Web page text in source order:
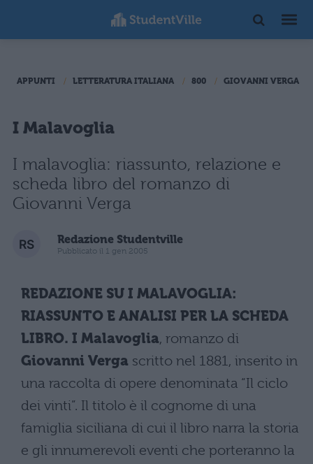
APPUNTI LETTERATURA ITALIANA 800 GIOVANNI VERGA
I Malavoglia
I malavoglia: riassunto, relazione e
scheda libro del romanzo di
Giovanni Verga
Redazione Studentville
Pubblicato il 1 gen 2005
REDAZIONE SU I MALAVOGLIA:
RIASSUNTO E ANALISI PER LA SCHEDA
LIBRO. I Malavoglia, romanzo di
Giovanni Verga scritto nel 1881, inserito in
una raccolta di opere denominata “Il ciclo
dei vinti”. Il titolo è il cognome di una
famiglia siciliana di cui il libro narra la storia
e gli innumerevoli eventi che porteranno la